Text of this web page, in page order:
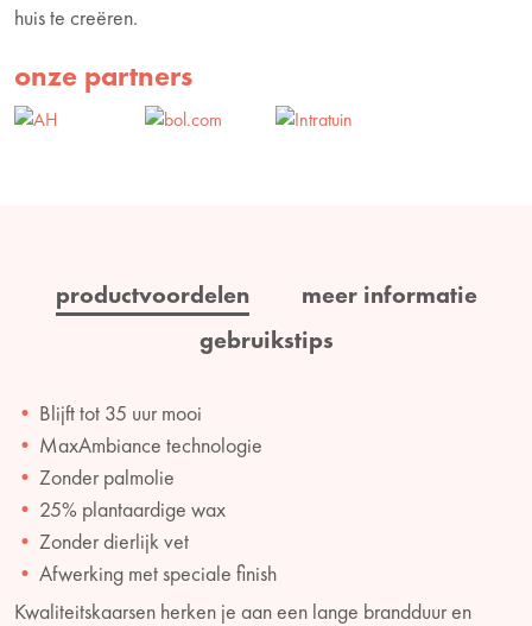
huis te creëren.
onze partners
productvoordelen
meer informatie
gebruikstips
Blijft tot 35 uur mooi
MaxAmbiance technologie
Zonder palmolie
25% plantaardige wax
Zonder dierlijk vet
Afwerking met speciale finish
Kwaliteitskaarsen herken je aan een lange brandduur en